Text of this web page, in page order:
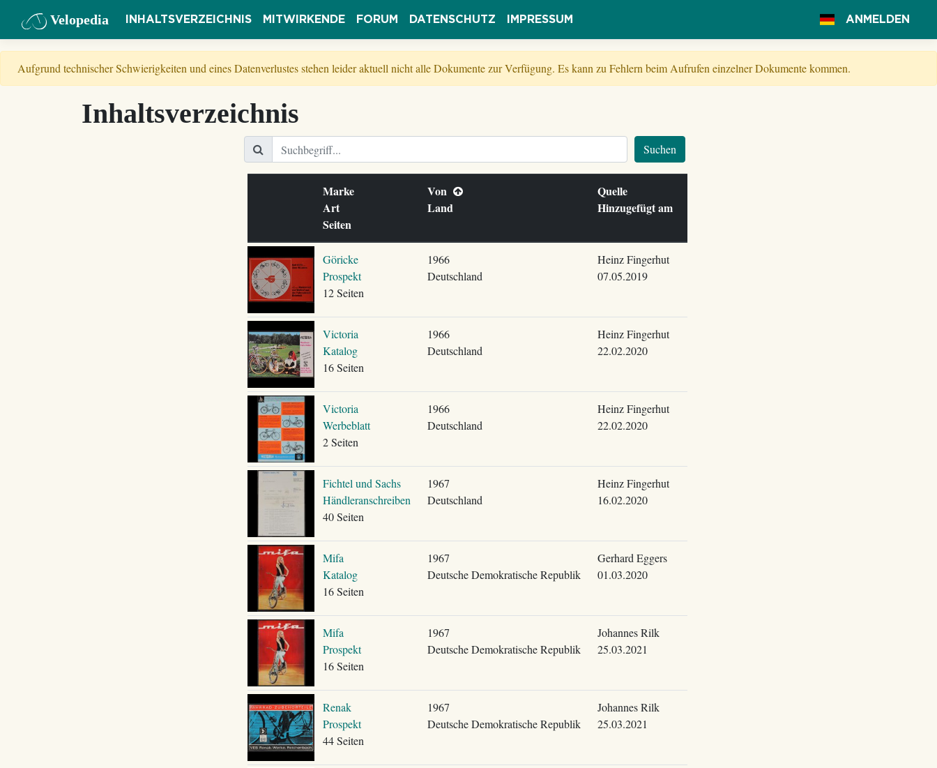
Velopedia INHALTSVERZEICHNIS MITWIRKENDE FORUM DATENSCHUTZ IMPRESSUM ANMELDEN
Aufgrund technischer Schwierigkeiten und eines Datenverlustes stehen leider aktuell nicht alle Dokumente zur Verfügung. Es kann zu Fehlern beim Aufrufen einzelner Dokumente kommen.
Inhaltsverzeichnis
Suchen
Marke
Art
Seiten
Von
Land
Quelle
Hinzugefügt am
Göricke
Prospekt
12 Seiten
1966
Deutschland
Heinz Fingerhut
07.05.2019
Victoria
Katalog
16 Seiten
1966
Deutschland
Heinz Fingerhut
22.02.2020
Victoria
Werbeblatt
2 Seiten
1966
Deutschland
Heinz Fingerhut
22.02.2020
Fichtel und Sachs
Händleranschreiben
40 Seiten
1967
Deutschland
Heinz Fingerhut
16.02.2020
Mifa
Katalog
16 Seiten
1967
Deutsche Demokratische Republik
Gerhard Eggers
01.03.2020
Mifa
Prospekt
16 Seiten
1967
Deutsche Demokratische Republik
Johannes Rilk
25.03.2021
Renak
Prospekt
44 Seiten
1967
Deutsche Demokratische Republik
Johannes Rilk
25.03.2021